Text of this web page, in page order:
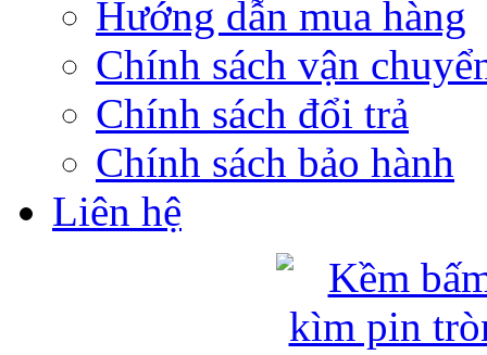
Hướng dẫn mua hàng
Chính sách vận
Chính sách đổi trả
Chính sách bảo hành
Liên hệ